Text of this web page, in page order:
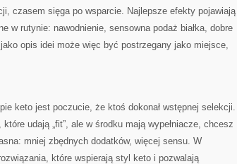
czasem sięga po wsparcie. Najlepsze efekty pojawiają
w rutynie: nawodnienie, sensowna podaż białka, dobre
opis idei może więc być postrzegany jako miejsce,
keto jest poczucie, że ktoś dokonał wstępnej selekcji.
udają „fit”, ale w środku mają wypełniacze, chcesz
mniej zbędnych dodatków, więcej sensu. W
które wspierają styl keto i pozwalają